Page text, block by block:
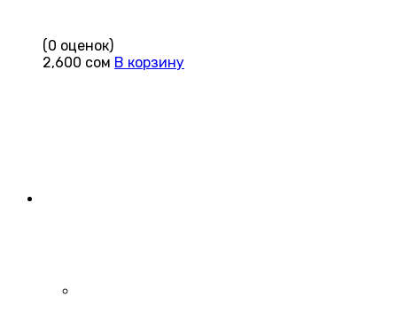
(0 оценок)
2,600 сом В корзину